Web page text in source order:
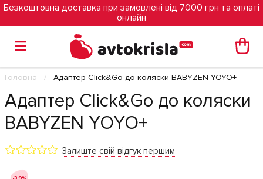
Безкоштовна доставка при замовлені від 7000 грн та оплаті
онлайн
Головна Адаптер Click&Go до коляски BABYZEN YOYO+
Адаптер Click&Go до коляски
BABYZEN YOYO+
Залиште свій відгук першим